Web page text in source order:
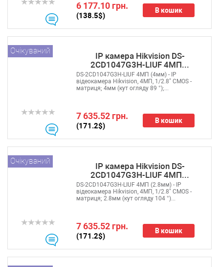
6 177.10 грн.
(138.5$)
В кошик
IP камера Hikvision DS-
2CD1047G3H-LIUF 4МП...
Очікуваний
7 635.52 грн.
(171.2$)
В кошик
DS-2CD1047G3H-LIUF 4МП (4мм) - IP
відеокамера Hikvision, 4МП, 1/2.8" CMOS -
матриця; 4мм (кут огляду 89 °);...
IP камера Hikvision DS-
2CD1047G3H-LIUF 4МП...
Очікуваний
7 635.52 грн.
(171.2$)
В кошик
DS-2CD1047G3H-LIUF 4МП (2.8мм) - IP
відеокамера Hikvision, 4МП, 1/2.8" CMOS -
матриця; 2.8мм (кут огляду 104 °)...